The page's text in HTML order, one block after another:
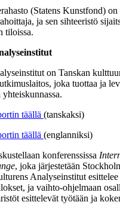
(Statens Kunstfond)
ja sen sihteeristö
tiloissa.
on Tanskan
joka tuottaa ja
täällä (tanskaksi)
täällä (englanniksi)
konferenssissa
, joka järjestetään
Analyseinstitut
ja vaihto-ohjelmaan
esittelevät työtään ja